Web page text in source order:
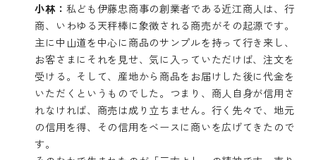
小林： 私ども伊藤忠商事の創業者である近江商人は、行
商、いわゆる天秤棒に象徴される商売がその起源です。
主に中山道を中心に商品のサンプルを持って行き来し、
お客さまにそれを見せ、気に入っていただけば、注文を
受ける。そして、産地から商品をお届けした後に代金を
いただくというものでした。つまり、商人自身が信用さ
れなければ、商売は成り立ちません。行く先々で、地元
の信用を得、その信用をベースに商いを広げてきたので
す。